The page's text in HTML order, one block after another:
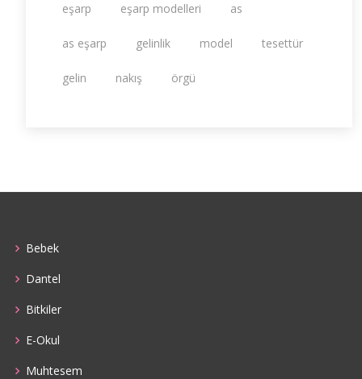
eşarp eşarp modelleri as
as eşarp gelinlik model tesettür
gelin nakış örgü
Bebek
Dantel
Bitkiler
E-Okul
Muhtesem